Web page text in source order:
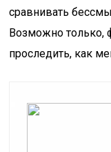
сравнивать
Возможно только,
проследить, как